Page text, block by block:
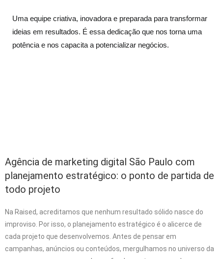
Uma equipe criativa, inovadora e preparada para transformar
ideias em resultados. É essa dedicação que nos torna uma
potência e nos capacita a potencializar negócios.
Agência de marketing digital São Paulo com
planejamento estratégico: o ponto de partida de
todo projeto
Na Raised, acreditamos que nenhum resultado sólido nasce do
improviso. Por isso, o planejamento estratégico é o alicerce de
cada projeto que desenvolvemos. Antes de pensar em
campanhas, anúncios ou conteúdos, mergulhamos no universo da